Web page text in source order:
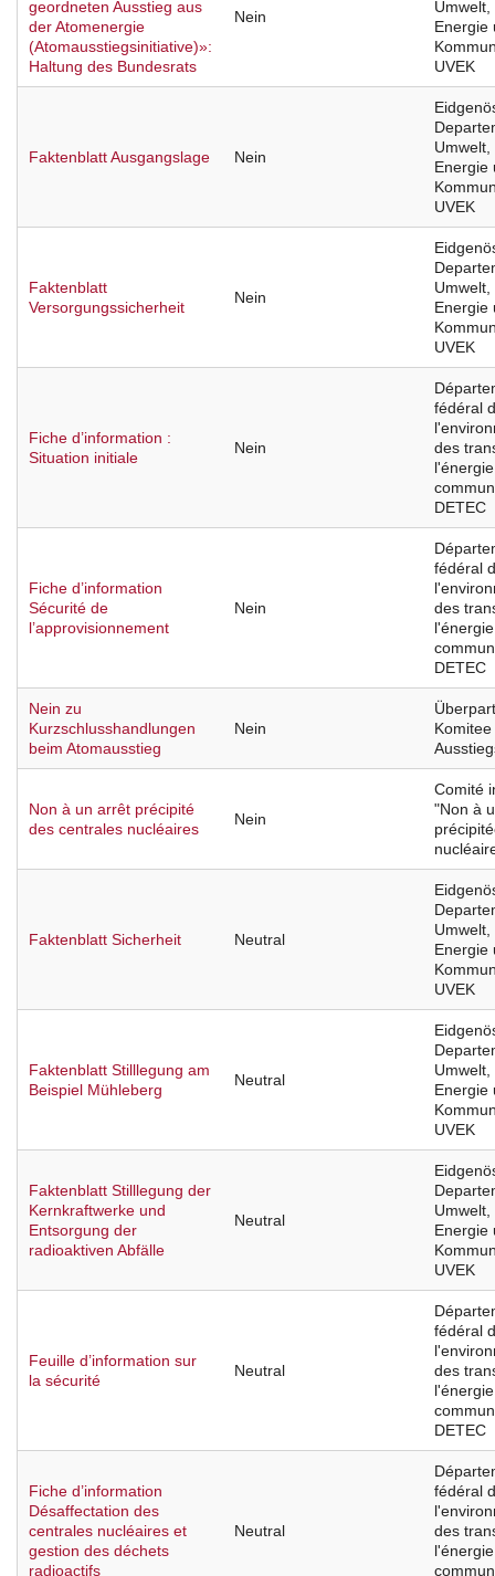
geordneten Ausstieg aus
der Atomenergie
(Atomausstiegsinitiative)»:
Haltung des Bundesrats
Nein
Umwelt,
Energie
UVEK
Faktenblatt Ausgangslage Nein
Umwelt,
Energie
UVEK
Faktenblatt
Versorgungssicherheit
Nein
Umwelt,
Energie
UVEK
Fiche d’information :
Situation initiale
Nein
fédéral
des
DETEC
Fiche d’information
Sécurité de
l’approvisionnement
Nein
fédéral
des
DETEC
Nein zu
Kurzschlusshandlungen
beim Atomausstieg
Nein
Non à un arrêt précipité
des centrales nucléaires
Nein
Comité
"Non à
Faktenblatt Sicherheit Neutral
Umwelt,
Energie
UVEK
Faktenblatt Stilllegung am
Beispiel Mühleberg
Neutral
Umwelt,
Energie
UVEK
Faktenblatt Stilllegung der
Kernkraftwerke und
Entsorgung der
radioaktiven Abfälle
Neutral
Umwelt,
Energie
UVEK
Feuille d’information sur
la sécurité
Neutral
fédéral
des
DETEC
Fiche d’information
Désaffectation des
centrales nucléaires et
gestion des déchets
radioactifs
Neutral
fédéral
des